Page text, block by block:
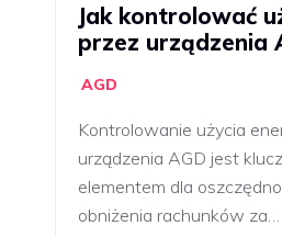
Jak kontrolować
przez urządzenia
AGD
Kontrolowanie użycia
urządzenia AGD jest
elementem dla
obniżenia rachunków za…